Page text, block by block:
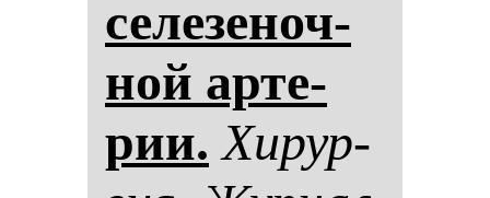
се­ле­зе­ноч­
ной ар­те­
рии. Хи­рур­